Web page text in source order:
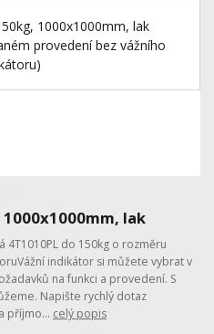
1000x1000mm, lak
4T1010PL do 150kg o rozměru
indikátor si můžete vybrat v
na funkci a provedení. S
Napište rychlý dotaz
příjmo... celý popis